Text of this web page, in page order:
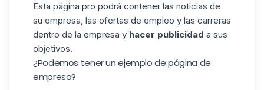
Esta página pro podrá contener las noticias de
su empresa, las ofertas de empleo y las carreras
dentro de la empresa y hacer publicidad a sus
objetivos.
¿Podemos tener un ejemplo de página de
empresa?